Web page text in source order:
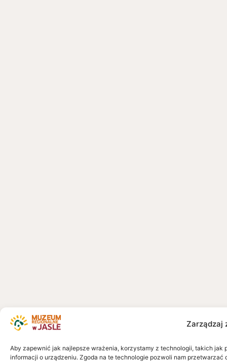
Zarządzaj
Aby zapewnić jak najlepsze wrażenia, korzystamy z technologii, takich
informacji o urządzeniu. Zgoda na te technologie pozwoli nam